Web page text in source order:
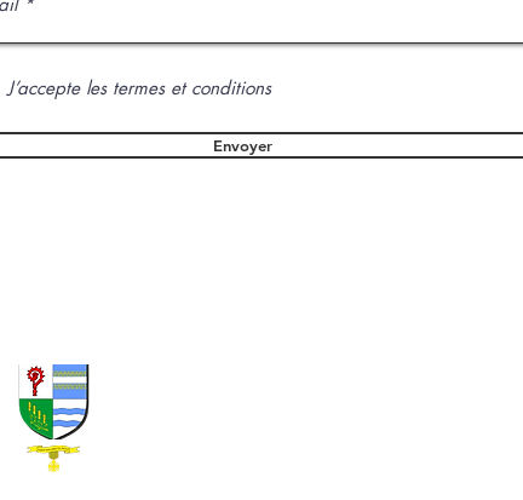
J’accepte les termes et conditions
Envoyer